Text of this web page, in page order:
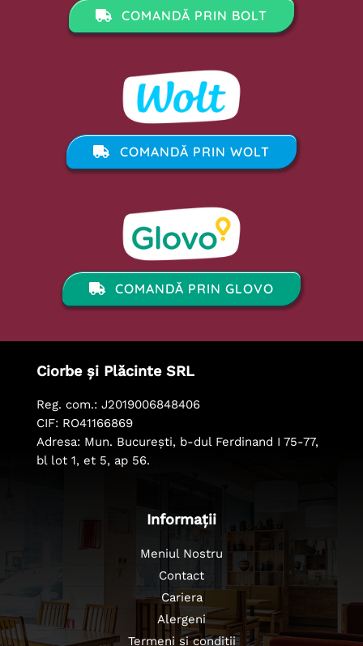
COMANDĂ PRIN BOLT
COMANDĂ PRIN WOLT
COMANDĂ PRIN GLOVO
Ciorbe și Plăcinte SRL
Reg. com.: J2019006848406
CIF: RO41166869
Adresa: Mun. București, b-dul Ferdinand I 75-77,
bl lot 1, et 5, ap 56.
Informații
Meniul Nostru
Contact
Cariera
Alergeni
Termeni și condiții